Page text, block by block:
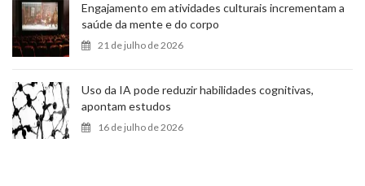
Engajamento em atividades culturais incrementam a
saúde da mente e do corpo
21 de julho de 2026
Uso da IA pode reduzir habilidades cognitivas,
apontam estudos
16 de julho de 2026